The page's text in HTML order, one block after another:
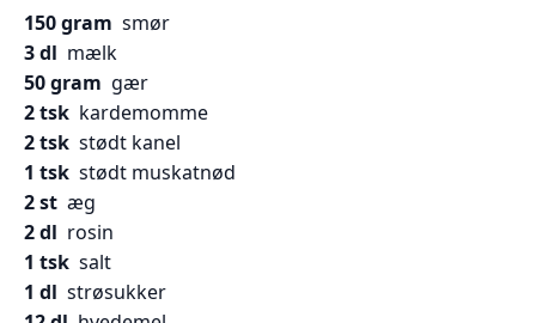
150 gram smør
3 dl mælk
50 gram gær
2 tsk kardemomme
2 tsk stødt kanel
1 tsk stødt muskatnød
2 st æg
2 dl rosin
1 tsk salt
1 dl strøsukker